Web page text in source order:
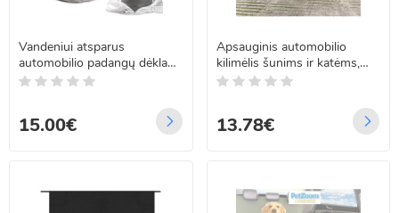
Vandeniui atsparus
automobilio padangų dėklas,
13–17 colių
15.00€
Apsauginis automobilio
kilimėlis šunims ir katėms,
180x105cm
13.78€